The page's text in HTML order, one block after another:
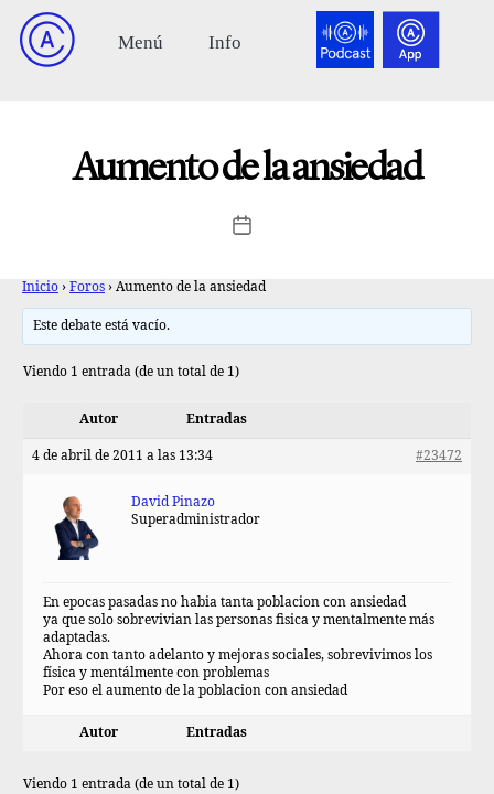
Aumento de la ansiedad
Inicio › Foros › Aumento de la ansiedad
Este debate está vacío.
Viendo 1 entrada (de un total de 1)
Autor Entradas
4 de abril de 2011 a las 13:34 #23472
David Pinazo
Superadministrador
En epocas pasadas no habia tanta poblacion con ansiedad
ya que solo sobrevivian las personas fisica y mentalmente más
adaptadas.
Ahora con tanto adelanto y mejoras sociales, sobrevivimos los
física y mentálmente con problemas
Por eso el aumento de la poblacion con ansiedad
Autor Entradas
Viendo 1 entrada (de un total de 1)